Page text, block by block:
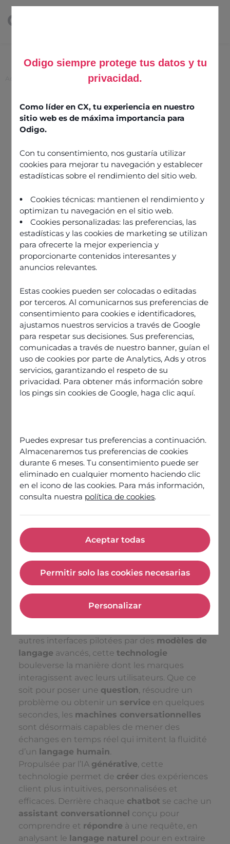
Odigo siempre protege tus datos y tu
privacidad.
Como líder en CX, tu experiencia en nuestro
sitio web es de máxima importancia para
Odigo.
Con tu consentimiento, nos gustaría utilizar
cookies para mejorar tu navegación y establecer
estadísticas sobre el rendimiento del sitio web.
Cookies técnicas: mantienen el rendimiento y
optimizan tu navegación en el sitio web.
Cookies personalizadas: las preferencias, las
estadísticas y las cookies de marketing se utilizan
para ofrecerte la mejor experiencia y
proporcionarte contenidos interesantes y
anuncios relevantes.
Estas cookies pueden ser colocadas o editadas
por terceros. Al comunicarnos sus preferencias de
consentimiento para cookies e identificadores,
ajustamos nuestros servicios a través de Google
para respetar sus decisiones. Sus preferencias,
comunicadas a través de nuestro banner, guían el
uso de cookies por parte de Analytics, Ads y otros
servicios, garantizando el respeto de su
privacidad. Para obtener más información sobre
los pings sin cookies de Google, haga clic aquí.
Puedes expresar tus preferencias a continuación.
Almacenaremos tus preferencias de cookies
durante 6 meses. Tu consentimiento puede ser
eliminado en cualquier momento haciendo clic
en el icono de las cookies. Para más información,
consulta nuestra política de cookies.
Aceptar todas
Aceptar todas
Permitir solo las cookies necesarias
Permitir solo las cookies
Personalizar
Personalizar
Tout ce qu’il faut savoir sur l’IA conversationnelle
Tout ce qu’il faut savoir
sur l’IA conversationnelle
23 juillet 2025
L’
intelligence artificielle conversationnelle
n’a jamais été aussi présente dans nos vies.
autres interfaces pilotées par des modèles de
langage avancés, cette technologie
bouleverse la manière dont les marques
interagissent avec leurs utilisateurs. Que ce
soit pour poser une question, résoudre un
problème ou obtenir un service en quelques
secondes, les machines conversationnelles
sont désormais capables de mener des
échanges en temps réel qui imitent la fluidité
d’un
langage humain.
Propulsée par l’IA générative, cette
technologie permet de créer des expériences
client plus intuitives, personnalisées et
efficaces. Derrière chaque chatbot se cache un
assistant conversationnel conçu pour
comprendre et répondre à une requête, en
analysant le langage naturel
pour en extraire